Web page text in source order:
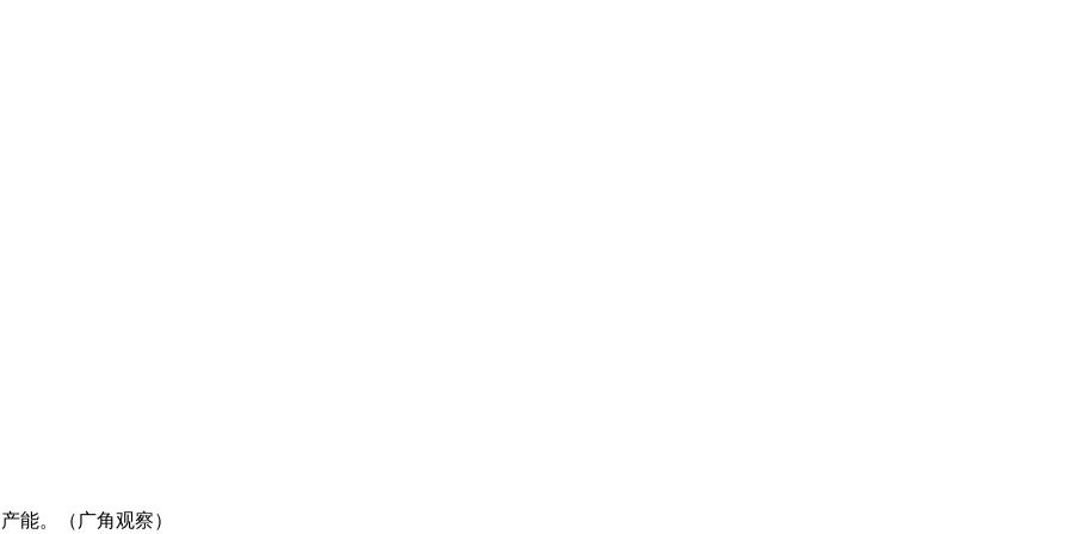
能。（广角观察）